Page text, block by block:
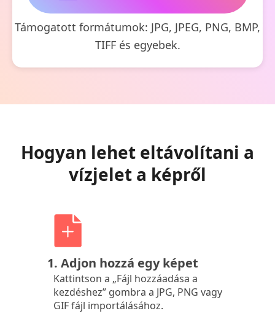
kezdéshez
Támogatott formátumok: JPG, JPEG, PNG, BMP,
TIFF és egyebek.
Hogyan lehet eltávolítani a
vízjelet a képről
1. Adjon hozzá egy képet
Kattintson a „Fájl hozzáadása a
kezdéshez” gombra a JPG, PNG vagy
GIF fájl importálásához.